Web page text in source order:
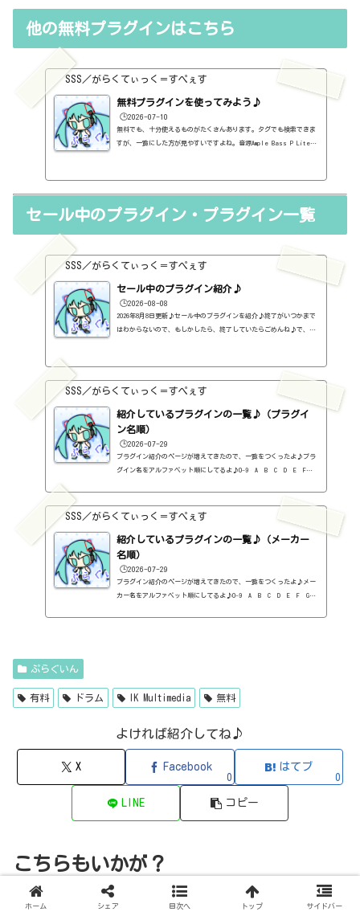
フェクターもいいって、やっぱり強いですね。NIのKOMPLETEとどちら
感...
他の無料プラグインはこちら
SSS／がらくてぃっく＝すぺぇす
無料プラグインを使ってみよう♪
🕒️2026-07-10
無料でも、十分使えるものがたくさんあります。タグでも検索できま
すが、一覧にした方が見やすいですよね。音源Ample Bass P Lite
1%a6%e3%81%bf/Ample Guitar M Lite Ⅱ～アコースティックギター
セール中のプラグイン・プラグイン一覧
SSS／がらくてぃっく＝すぺぇす
セール中のプラグイン紹介♪
🕒️2026-08-08
2026年8月8日更新♪セール中のプラグインを紹介♪終了がいつかまで
はわからないので、もしかしたら、終了していたらごめんね♪で、相
CLASSIC（2B Played Music）定価：29.99ドル → 19.99ドル（本家さ
ま）2B REVERBED（2B Played Music）定価：29.99ドル → 19.99ド
ル（本家さ...
SSS／がらくてぃっく＝すぺぇす
紹介しているプラグインの一覧♪（プラグイ
ン名順）
🕒️2026-07-29
プラグイン紹介のページが増えてきたので、一覧をつくったよ♪プラ
グイン名をアルファベット順にしてるよ♪0-9 A B C D E F G
料）2B DELAYED CLASSIC（2B Played Music・ディレイ・有料）2B RE
VERBED（2B Played Music・リバーブ・有料）2B Shaped Filter（2
B Played Music・フィルタープラグイン・有料）3-Band EQ（Kilohe
arts・EQ・無料）40'S VERY OWN DRUMS（NATIVE INSTRUMENTS・ドラ
ム...
SSS／がらくてぃっく＝すぺぇす
紹介しているプラグインの一覧♪（メーカー
名順）
🕒️2026-07-29
プラグイン紹介のページが増えてきたので、一覧をつくったよ♪メー
カー名をアルファベット順にしてるよ♪0-9 A B C D E F G
ぷらぐいん
有料 ドラム IK Multimedia 無料
よければ紹介してね♪
X Facebook
0
はてブ
0
LINE コピー
こちらもいかが？
ホーム シェア 目次へ トップ サイドバー